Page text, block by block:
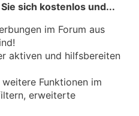
sich kostenlos und...
im Forum aus
aktiven und hilfsbereiten
Funktionen im
erweiterte